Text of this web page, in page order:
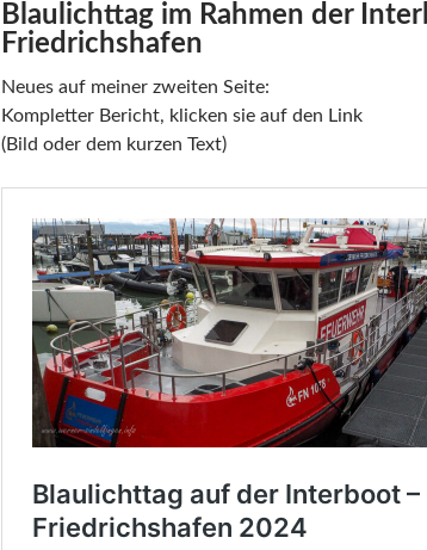
Blaulichttag im Rahmen der
Friedrichshafen
Neues auf meiner zweiten Seite:
Kompletter Bericht, klicken sie auf den Link
(Bild oder dem kurzen Text)